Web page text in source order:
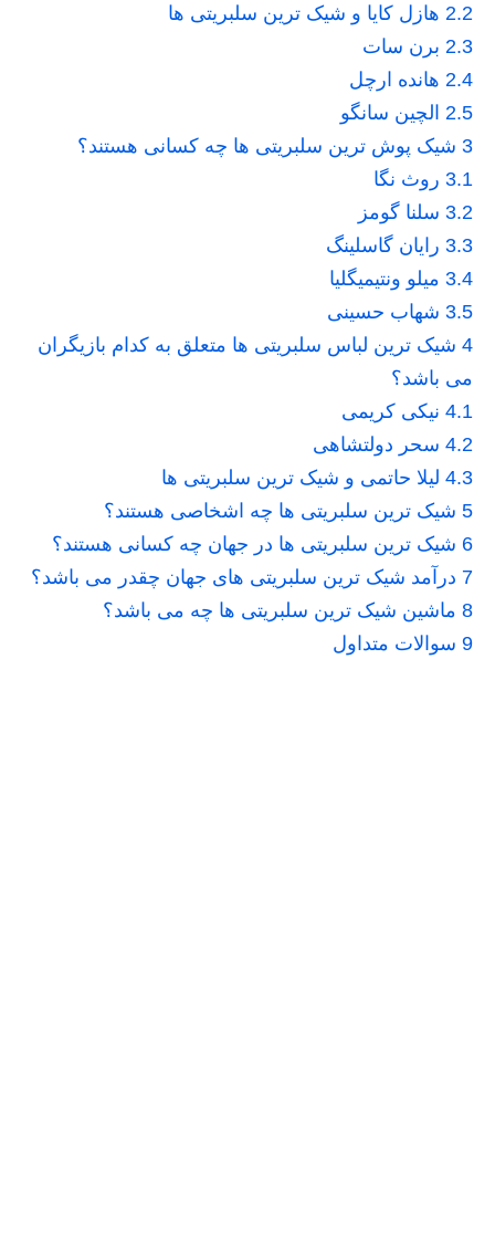
2.2 هازل کایا و شیک ترین سلبریتی ها
2.3 برن سات
2.4 هانده ارچل
2.5 الچین سانگو
3 شیک پوش ترین سلبریتی ها چه کسانی هستند؟
3.1 روث نگا
3.2 سلنا گومز
3.3 رایان گاسلینگ
3.4 میلو ونتیمیگلیا
3.5 شهاب حسینی
4 شیک ترین لباس سلبریتی ها متعلق به کدام بازیگران
می باشد؟
4.1 نیکی کریمی
4.2 سحر دولتشاهی
4.3 لیلا حاتمی و شیک ترین سلبریتی ها
5 شیک ترین سلبریتی ها چه اشخاصی هستند؟
6 شیک ترین سلبریتی ها در جهان چه کسانی هستند؟
7 درآمد شیک ترین سلبریتی های جهان چقدر می باشد؟
8 ماشین شیک ترین سلبریتی ها چه می باشد؟
9 سوالات متداول